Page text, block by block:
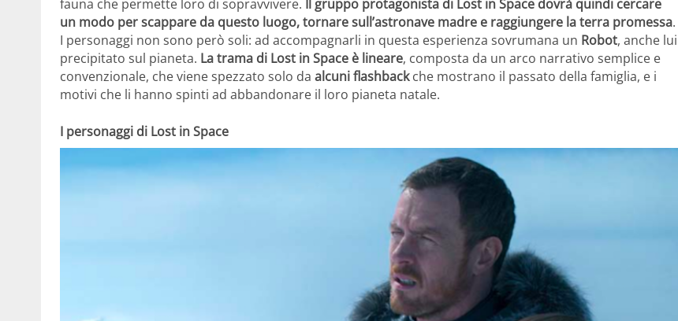
fauna che permette loro di sopravvivere. Il gruppo protagonista di Lost in Space dovrà quindi cercare
un modo per scappare da questo luogo, tornare sull’astronave madre e raggiungere la terra promessa.
I personaggi non sono però soli: ad accompagnarli in questa esperienza sovrumana un Robot, anche lui
precipitato sul pianeta. La trama di Lost in Space è lineare, composta da un arco narrativo semplice e
convenzionale, che viene spezzato solo da alcuni flashbackche mostrano il passato della famiglia, e i
motivi che li hanno spinti ad abbandonare il loro pianeta natale.
I personaggi di Lost in Space